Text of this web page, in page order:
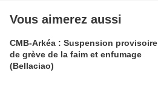
Vous aimerez aussi
CMB-Arkéa : Suspension provisoire
de grève de la faim et enfumage
(Bellaciao)